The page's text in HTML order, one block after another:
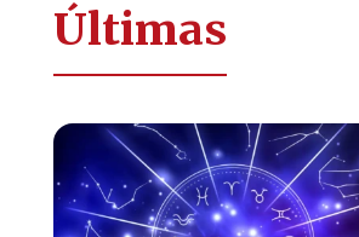
Últimas